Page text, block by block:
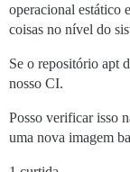
operacional estático
coisas no nível do
Se o repositório apt
nosso CI.
Posso verificar isso
uma nova imagem